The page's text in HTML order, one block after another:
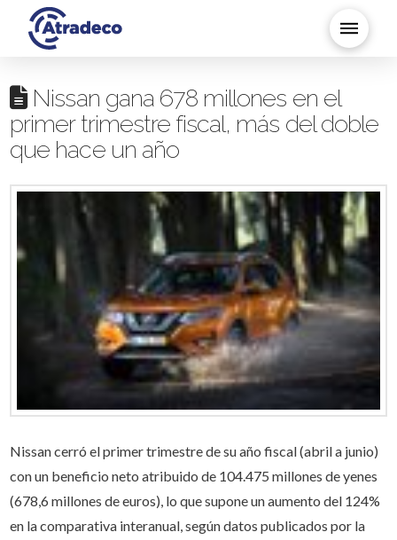
Nissan gana 678 millones en el
primer trimestre fiscal, más del doble
que hace un año
Nissan cerró el primer trimestre de su año fiscal (abril a junio)
con un beneficio neto atribuido de 104.475 millones de yenes
(678,6 millones de euros), lo que supone un aumento del 124%
en la comparativa interanual, según datos publicados por la